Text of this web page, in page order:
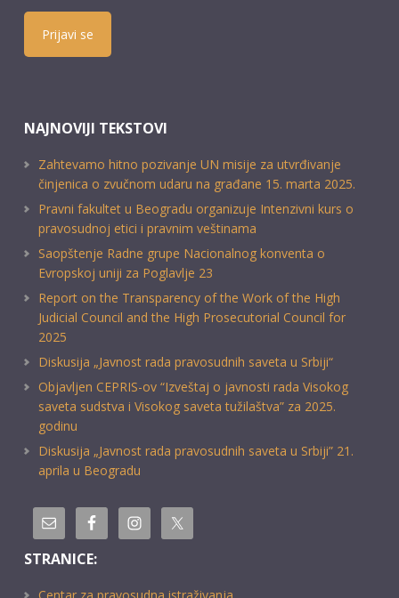
Prijavi se
NAJNOVIJI TEKSTOVI
Zahtevamo hitno pozivanje UN misije za utvrđivanje
činjenica o zvučnom udaru na građane 15. marta 2025.
Pravni fakultet u Beogradu organizuje Intenzivni kurs o
pravosudnoj etici i pravnim veštinama
Saopštenje Radne grupe Nacionalnog konventa o
Evropskoj uniji za Poglavlje 23
Report on the Transparency of the Work of the High
Judicial Council and the High Prosecutorial Council for
2025
Diskusija „Javnost rada pravosudnih saveta u Srbiji“
Objavljen CEPRIS-ov “Izveštaj o javnosti rada Visokog
saveta sudstva i Visokog saveta tužilaštva” za 2025.
godinu
Diskusija „Javnost rada pravosudnih saveta u Srbiji” 21.
aprila u Beogradu
STRANICE: